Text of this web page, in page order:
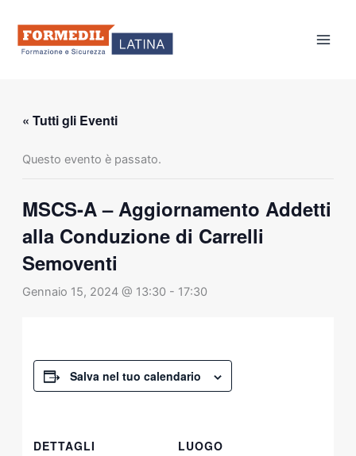
contenuto
« Tutti gli Eventi
Questo evento è passato.
MSCS-A – Aggiornamento Addetti
alla Conduzione di Carrelli
Semoventi
Gennaio 15, 2024 @ 13:30- 17:30
Salva nel tuo calendario
DETTAGLI
LUOGO